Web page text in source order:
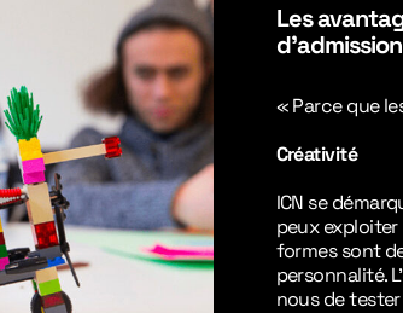
Les
« Parce que
Créativité
ICN se
peux
formes sont
personnalité.
nous de